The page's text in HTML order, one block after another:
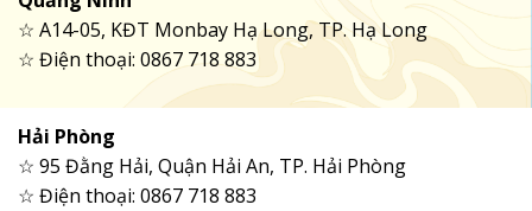
☆ A14-05, KĐT Monbay Hạ Long, TP. Hạ Long
☆ Điện thoại: 0867 718 883
Hải Phòng
☆ 95 Đằng Hải, Quận Hải An, TP. Hải Phòng
☆ Điện thoại: 0867 718 883